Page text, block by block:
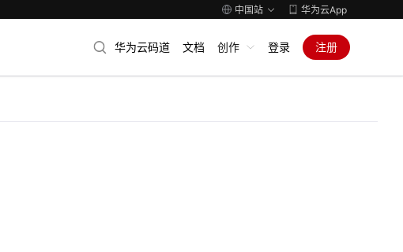
中国站 华为云App
华为云码道 文档 创作 登录 注册